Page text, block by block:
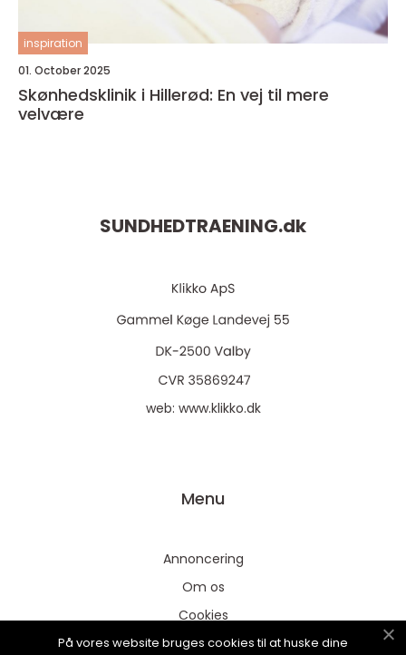
inspiration
01. October 2025
Skønhedsklinik i Hillerød: En vej til mere
velvære
SUNDHEDTRAENING.dk
web: www.klikko.dk
Menu
Annoncering
Om os
Cookies
Kontakt os
På vores website bruges cookies til at huske dine